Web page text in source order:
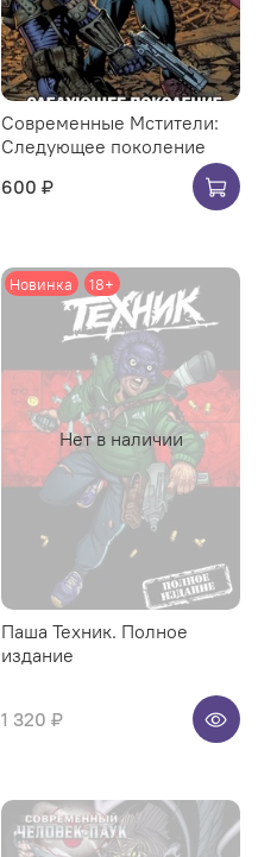
Современные Мстители:
Следующее поколение
600 ₽
Нет в наличии
Новинка 18+
Паша Техник. Полное
издание
1 320 ₽